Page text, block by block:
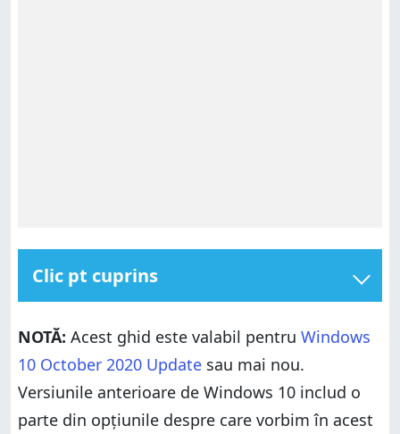
Clic pt cuprins
Windows 10
Cum cureți spațiul de stocare, manual, cu
instrumentul Stocare Inteligentă
Cum ștergi versiunile anterioare de Windows
Bonus: Cum cureți spațiu manual pe unitățile tale de
NOTĂ: Acest ghid este valabil pentru Windows
10 October 2020 Update sau mai nou.
Versiunile anterioare de Windows 10 includ o
parte din opțiunile despre care vorbim în acest